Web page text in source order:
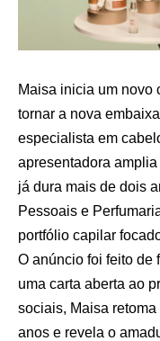
Maisa inicia um novo
tornar a nova
especialista em
apresentadora
já dura mais de dois
Pessoais e
portfólio capilar
O anúncio foi feito de
uma carta aberta ao
sociais, Maisa
anos e revela o